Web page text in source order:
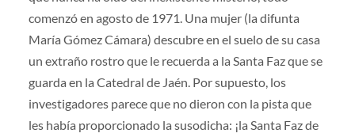
comenzó en agosto de 1971. Una mujer (la difunta
María Gómez Cámara) descubre en el suelo de su casa
un extraño rostro que le recuerda a la Santa Faz que se
guarda en la Catedral de Jaén. Por supuesto, los
investigadores parece que no dieron con la pista que
les había proporcionado la susodicha: ¡la Santa Faz de